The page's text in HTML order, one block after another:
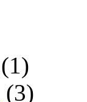
(1)
(3)